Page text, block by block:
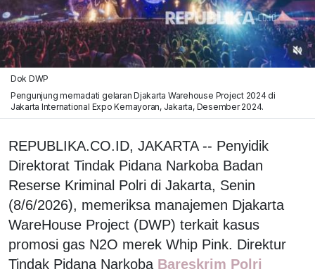
Dok DWP
Pengunjung memadati gelaran Djakarta Warehouse Project 2024 di
Jakarta International Expo Kemayoran, Jakarta, Desember 2024.
REPUBLIKA.CO.ID, JAKARTA -- Penyidik
Direktorat Tindak Pidana Narkoba Badan
Reserse Kriminal Polri di Jakarta, Senin
(8/6/2026), memeriksa manajemen Djakarta
WareHouse Project (DWP) terkait kasus
promosi gas N2O merek Whip Pink. Direktur
Tindak Pidana Narkoba Bareskrim Polri